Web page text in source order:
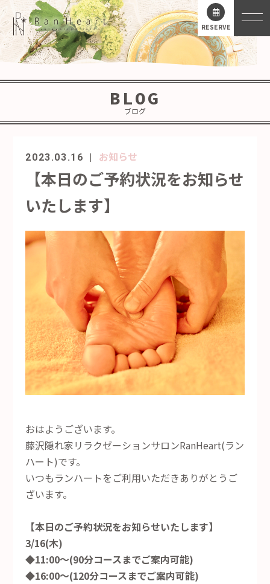
RESERVE
BLOG
ブログ
2023.03.16 お知らせ
【本日のご予約状況をお知らせ
いたします】
おはようございます。
藤沢隠れ家リラクゼーションサロンRanHeart(ラン
ハート)です。
いつもランハートをご利用いただきありがとうご
ざいます。
【本日のご予約状況をお知らせいたします】
3/16(木)
◆11:00～(90分コースまでご案内可能)
◆16:00～(120分コースまでご案内可能)